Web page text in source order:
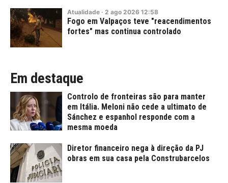
Atualidade · 2 ago 2026 12:58
Fogo em Valpaços teve "reacendimentos
fortes" mas continua controlado
Em destaque
Controlo de fronteiras são para manter
em Itália. Meloni não cede a ultimato de
Sánchez e espanhol responde com a
mesma moeda
Diretor financeiro nega à direção da PJ
obras em sua casa pela Construbarcelos